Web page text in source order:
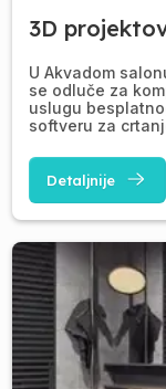
3D
U Akvadom
se odluče za
uslugu
softveru za
Detaljnije